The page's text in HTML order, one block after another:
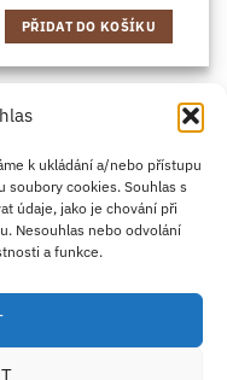
k ukládání a/nebo přístupu
soubory cookies. Souhlas s
údaje, jako je chování při
Nesouhlas nebo odvolání
a funkce.
PŘIDAT DO KOŠÍKU
Google
Pay
PayPal
ZBOŽÍ
O NÁS B2B
IMPRINT
COOKIES
1303 Sofia, Bulharsko